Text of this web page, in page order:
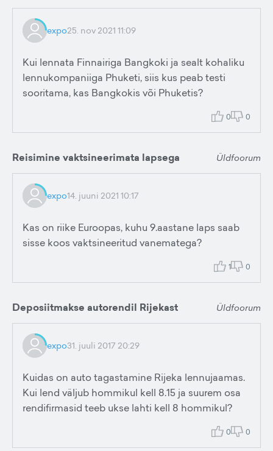
expo25. nov 2021 11:09
Kui lennata Finnairiga Bangkoki ja sealt kohaliku
lennukompaniiga Phuketi, siis kus peab testi
sooritama, kas Bangkokis või Phuketis?
0 0
Reisimine vaktsineerimata lapsega Üldfoorum
expo14. juuni 2021 10:17
Kas on riike Euroopas, kuhu 9.aastane laps saab
sisse koos vaktsineeritud vanematega?
1 0
Deposiitmakse autorendil Rijekast Üldfoorum
expo31. juuli 2017 20:29
Kuidas on auto tagastamine Rijeka lennujaamas.
Kui lend väljub hommikul kell 8.15 ja suurem osa
rendifirmasid teeb ukse lahti kell 8 hommikul?
0 0